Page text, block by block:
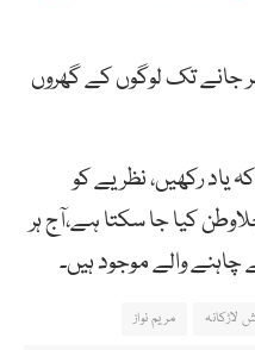
جانےتکلوگوںکےگھروں
رکھیں، نظریے کو
کیا جا سکتا ہے،آج ہر
چاہنے والے موجود ہیں۔
لاڑکانہ مریم نواز